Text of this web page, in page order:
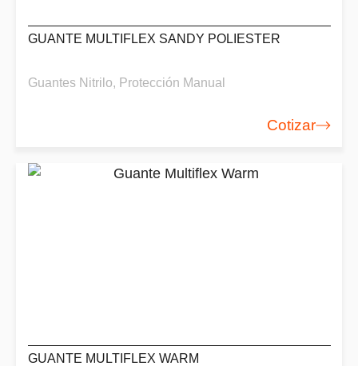
GUANTE MULTIFLEX SANDY POLIESTER
Guantes Nitrilo, Protección Manual
Cotizar
GUANTE MULTIFLEX WARM